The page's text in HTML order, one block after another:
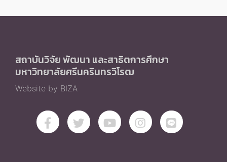
สถาบันวิจัย พัฒนา และสาธิตการศึกษา
มหาวิทยาลัยศรีนครินทรวิโรฒ
Website by BIZA